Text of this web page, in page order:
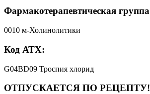
Фармакотерапевтическая группа
0010 м-Холинолитики
Код АТХ:
G04BD09 Троспия хлорид
ОТПУСКАЕТСЯ ПО РЕЦЕПТУ!